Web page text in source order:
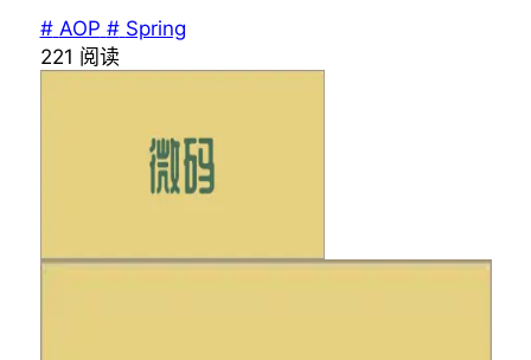
# AOP # Spring
221 阅读